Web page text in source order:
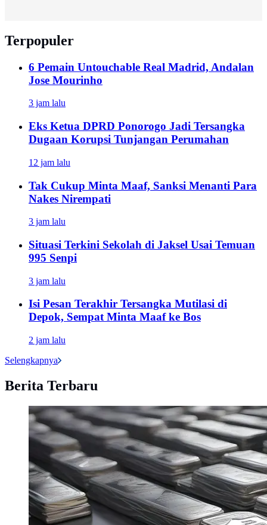
Terpopuler
6 Pemain Untouchable Real Madrid, Andalan
Jose Mourinho
3 jam lalu
Eks Ketua DPRD Ponorogo Jadi Tersangka
Dugaan Korupsi Tunjangan Perumahan
12 jam lalu
Tak Cukup Minta Maaf, Sanksi Menanti Para
Nakes Nirempati
3 jam lalu
Situasi Terkini Sekolah di Jaksel Usai Temuan
995 Senpi
3 jam lalu
Isi Pesan Terakhir Tersangka Mutilasi di
Depok, Sempat Minta Maaf ke Bos
2 jam lalu
Selengkapnya
Berita Terbaru